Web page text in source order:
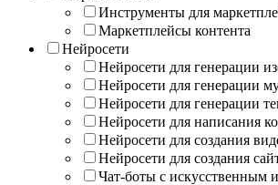
Инструменты для
Маркетплейсы контента
Нейросети
Нейросети для генерации
Нейросети для генерации
Нейросети для генерации
Нейросети для написания
Нейросети для создания
Нейросети для создания
Чат-боты с искусственным